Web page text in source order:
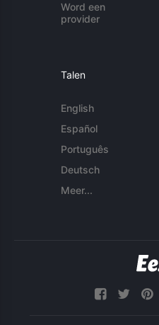
Word een
provider
Talen
English
Español
Português
Deutsch
Meer...